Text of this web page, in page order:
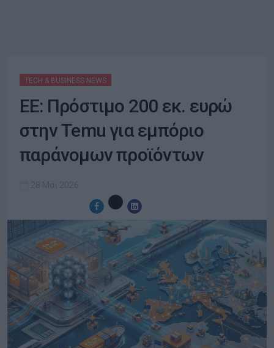
TECH & BUSINESS NEWS
ΕΕ: Πρόστιμο 200 εκ. ευρώ
στην Temu για εμπόριο
παράνομων προϊόντων